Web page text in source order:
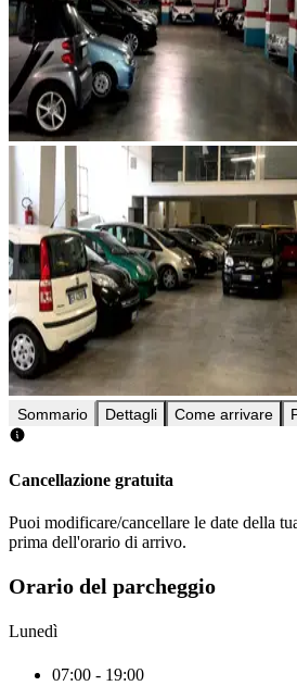
Sommario Dettagli Come arrivare
Cancellazione gratuita
Puoi modificare/cancellare le date della
prima dell'orario di arrivo.
Orario del parcheggio
Lunedì
07:00 - 19:00